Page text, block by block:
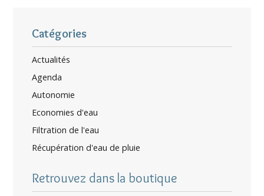
Catégories
Actualités
Agenda
Autonomie
Economies d'eau
Filtration de l'eau
Récupération d'eau de pluie
Retrouvez dans la boutique